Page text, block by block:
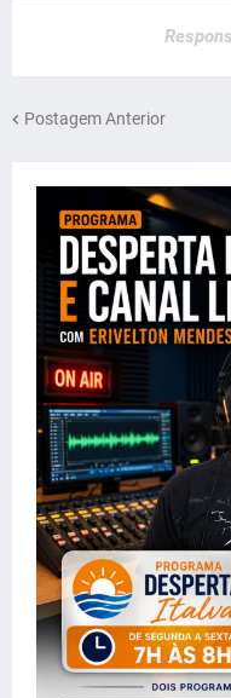
Postagem Anterior